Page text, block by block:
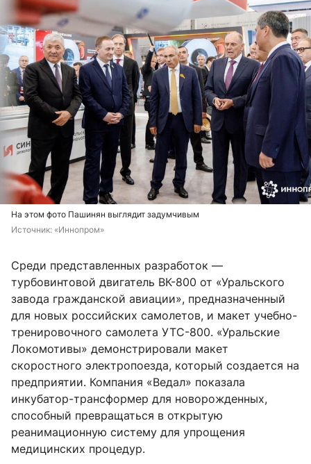
На этом фото Пашинян выглядит задумчивым
Источник: «Иннопром»
Среди представленных разработок —
турбовинтовой двигатель ВК-800 от «Уральского
завода гражданской авиации», предназначенный
для новых российских самолетов, и макет учебно-
тренировочного самолета УТС-800. «Уральские
Локомотивы» демонстрировали макет
скоростного электропоезда, который создается на
предприятии. Компания «Ведал» показала
инкубатор-трансформер для новорожденных,
способный превращаться в открытую
реанимационную систему для упрощения
медицинских процедур.